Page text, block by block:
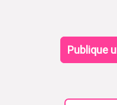
Publique